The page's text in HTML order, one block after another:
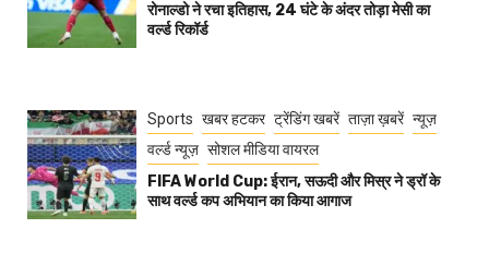
रोनाल्डो ने रचा इतिहास, 24 घंटे के अंदर तोड़ा मेसी का
वर्ल्ड रिकॉर्ड
Sports खबर हटकर ट्रेंडिंग खबरें ताज़ा ख़बरें न्यूज़
वर्ल्ड न्यूज़ सोशल मीडिया वायरल
FIFA World Cup: ईरान, सऊदी और मिस्र ने ड्रॉ के
साथ वर्ल्ड कप अभियान का किया आगाज